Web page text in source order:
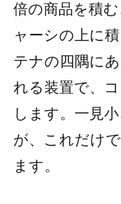
倍の商品を積
ャーシの上に
テナの四隅に
れる装置で、
します。一見
が、これだけ
ます。